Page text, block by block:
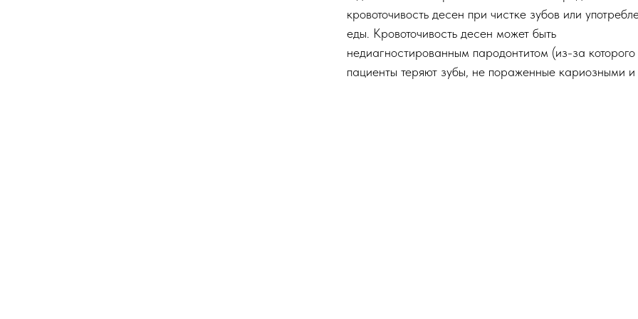
кровоточивость десен при чистке зубов или
еды. Кровоточивость десен может быть
недиагностированным пародонтитом (из-за которого
пациенты теряют зубы, не пораженные кариозными и